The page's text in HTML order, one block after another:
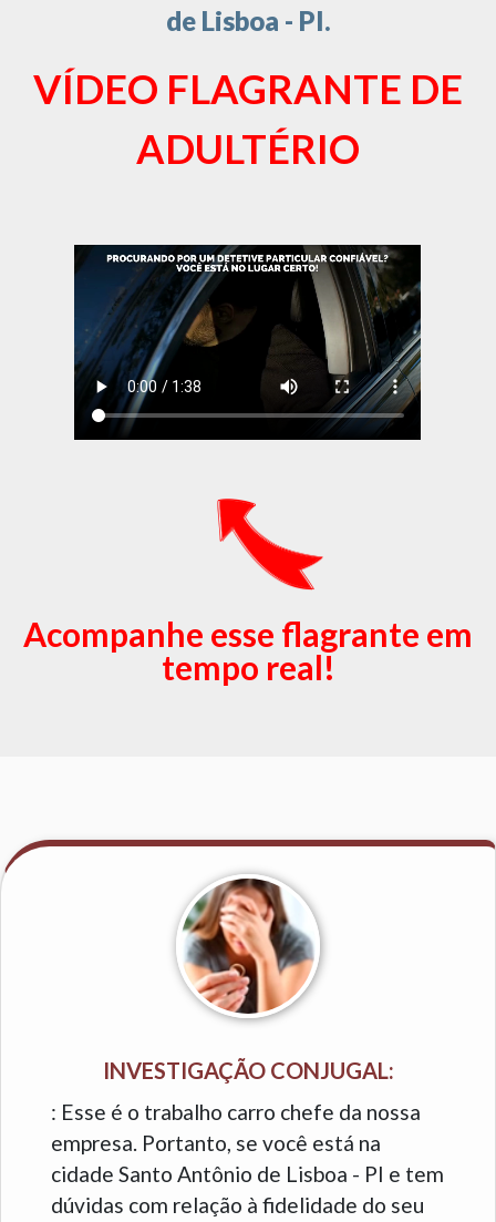
de Lisboa - PI.
VÍDEO FLAGRANTE DE
ADULTÉRIO
Acompanhe esse flagrante em
tempo real!
INVESTIGAÇÃO CONJUGAL:
: Esse é o trabalho carro chefe da nossa
empresa. Portanto, se você está na
cidade Santo Antônio de Lisboa - PI e tem
dúvidas com relação à fidelidade do seu